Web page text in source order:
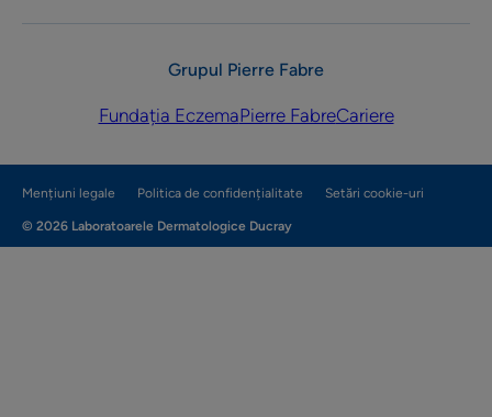
Grupul Pierre Fabre
Fundația EczemaPierre FabreCariere
Mențiuni legale Politica de confidențialitate Setări cookie-uri
© 2026 Laboratoarele Dermatologice Ducray